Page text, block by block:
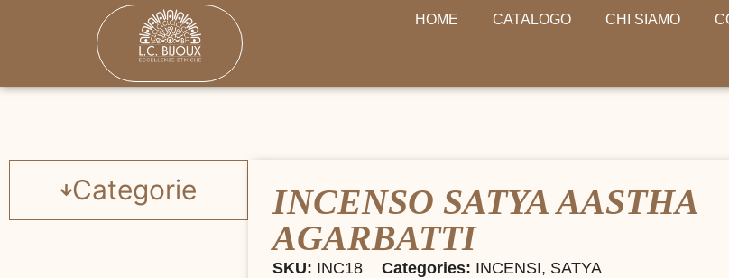
HOME CATALOGO CHI SIAMO
Categorie
INCENSO SATYA AASTHA
AGARBATTI
SKU: INC18 Categories: INCENSI, SATYA